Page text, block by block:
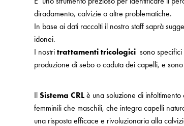
diradamento, calvizie o altre problematiche.
In base ai dati raccolti il nostro staff saprà
idonei.
I nostritrattamenti tricologici sono
produzione di sebo o caduta dei capelli, e
IlSistema CRL è una soluzione di
femminili che maschili, che integra capelli
una risposta efficace e rivoluzionaria alla